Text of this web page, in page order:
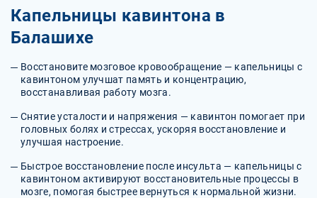
Капельницы кавинтона в
Балашихе
Восстановите мозговое кровообращение — капельницы с
кавинтоном улучшат память и концентрацию,
восстанавливая работу мозга.
Снятие усталости и напряжения — кавинтон помогает при
головных болях и стрессах, ускоряя восстановление и
улучшая настроение.
Быстрое восстановление после инсульта — капельницы с
кавинтоном активируют восстановительные процессы в
мозге, помогая быстрее вернуться к нормальной жизни.